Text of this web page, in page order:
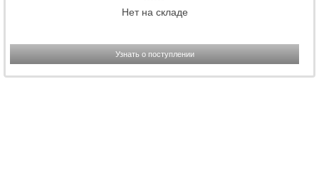
Нет на складе
Узнать о поступлении